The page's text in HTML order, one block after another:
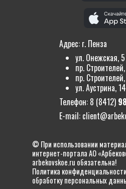
Адрес: г. Пенза
ул. Онежская,
пр.
пр.
ул. Аустрина,
Телефон: 8 (8412)
E-mail:
© При использовании
интернет-портала АО
arbekovskoe.ru обязательна!
Политика конфиденциальности
обработку персональных